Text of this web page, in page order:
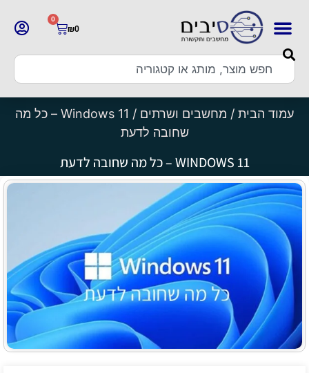
₪0
0
עמוד הבית / מחשבים ושרתים
/ Windows 11 – כל מה
שחובה לדעת
WINDOWS 11 – כל מה שחובה לדעת